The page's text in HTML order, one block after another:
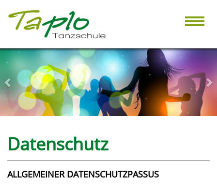
Zurück
Datenschutz
ALLGEMEINER DATENSCHUTZPASSUS